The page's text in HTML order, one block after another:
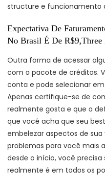
structure e funcionamento
Expectativa De
No Brasil É De R$9,Three
Outra forma de acessar
com o pacote de créditos.
conta e pode selecionar
Apenas certifique-se de
realmente gosta e que o
que você acha que seu
embelezar aspectos de
problemas para você mais
desde o início, você
realmente é em todos os